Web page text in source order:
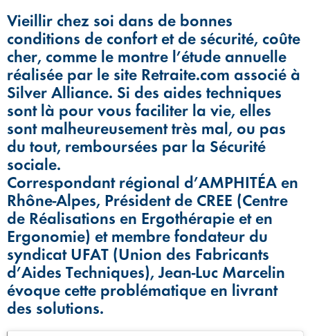
Vieillir chez soi dans de bonnes
conditions de confort et de sécurité, coûte
cher, comme le montre l’étude annuelle
réalisée par le site Retraite.com associé à
Silver Alliance. Si des aides techniques
sont là pour vous faciliter la vie, elles
sont malheureusement très mal, ou pas
du tout, remboursées par la Sécurité
sociale.
Correspondant régional d’AMPHITÉA en
Rhône-Alpes, Président de CREE (Centre
de Réalisations en Ergothérapie et en
Ergonomie) et membre fondateur du
syndicat UFAT (Union des Fabricants
d’Aides Techniques), Jean-Luc Marcelin
évoque cette problématique en livrant
des solutions.